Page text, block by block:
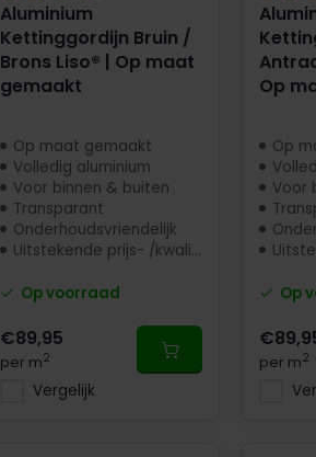
Aluminium
Kettinggordijn Bruin /
Brons Liso® | Op maat
gemaakt
Op maat gemaakt
Volledig aluminium
Voor binnen & buiten
Transparant
Onderhoudsvriendelijk
Uitstekende prijs- /kwaliteit
Op voorraad
€89,95
per m2
Vergelijk
Op
Op
Voor
Op
per m2